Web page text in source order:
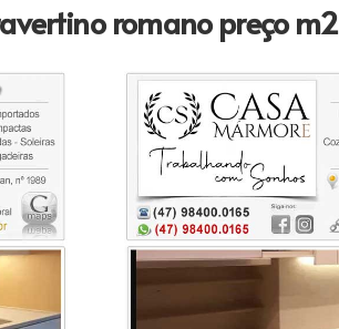
romano preço m2